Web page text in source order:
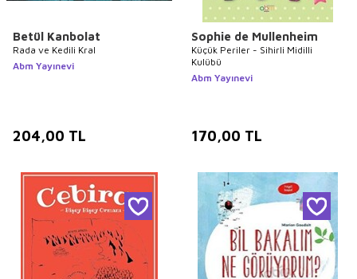
Betül Kanbolat
Rada ve Kedili Kral
Abm Yayınevi
204,00 TL
Sophie de Mullenheim
Küçük Periler - Sihirli Midilli
Kulübü
Abm Yayınevi
170,00 TL